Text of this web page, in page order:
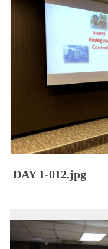
DAY 1-012.jpg